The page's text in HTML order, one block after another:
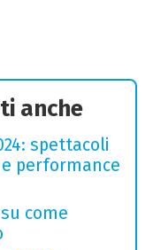
anche
spettacoli
performance
come